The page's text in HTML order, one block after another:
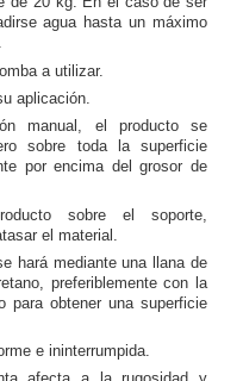
agua hasta un máximo
a utilizar.
aplicación.
manual, el producto se
sobre toda la superficie
por encima del grosor de
sobre el soporte,
el material.
hará mediante una llana de
preferiblemente con la
para obtener una superficie
e ininterrumpida.